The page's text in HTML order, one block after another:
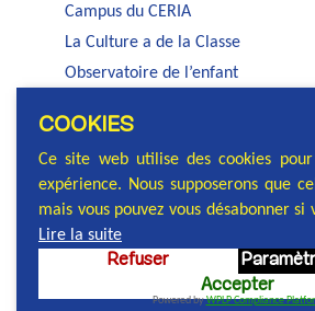
Campus du CERIA
La Culture a de la Classe
Observatoire de l’enfant
Service PSE de la COCOF
© 2026 Commission
réalisation et conception :
COOKIES
Ce site web utilise des cookies
expérience. Nous supposerons que
mais vous pouvez vous désabonner si
Lire la suite
Refuser
Accepter
Powered byWPLP Compliance